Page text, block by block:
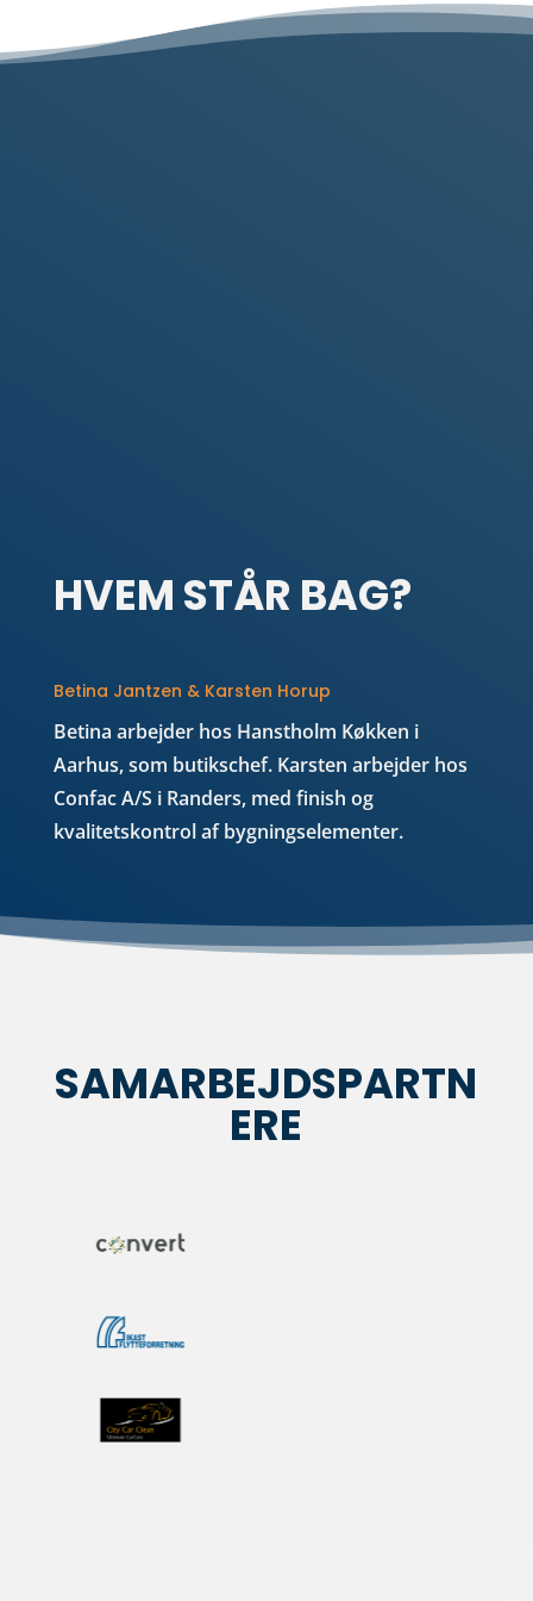
HVEM STÅR BAG?
Betina Jantzen & Karsten Horup
Betina arbejder hos Hanstholm Køkken i
Aarhus, som butikschef. Karsten arbejder hos
Confac A/S i Randers, med finish og
kvalitetskontrol af bygningselementer.
SAMARBEJDSPARTN
ERE